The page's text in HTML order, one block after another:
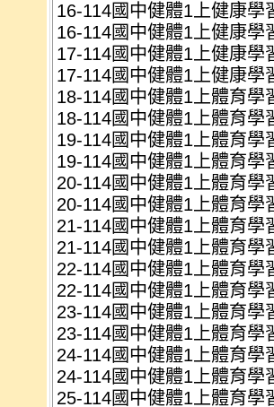
16-114國中健體1上健康學
16-114國中健體1上健康學
17-114國中健體1上健康學
17-114國中健體1上健康學
18-114國中健體1上體育學
18-114國中健體1上體育學
19-114國中健體1上體育學
19-114國中健體1上體育學
20-114國中健體1上體育學
20-114國中健體1上體育學
21-114國中健體1上體育學
21-114國中健體1上體育學
22-114國中健體1上體育學
22-114國中健體1上體育學
23-114國中健體1上體育學
23-114國中健體1上體育學
24-114國中健體1上體育學
24-114國中健體1上體育學
25-114國中健體1上體育學